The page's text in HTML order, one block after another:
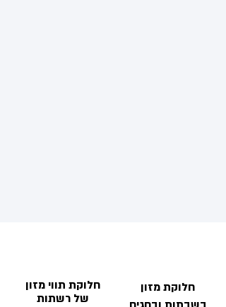
חלוקת תווי מזון
של רשתות
חלוקת מזון